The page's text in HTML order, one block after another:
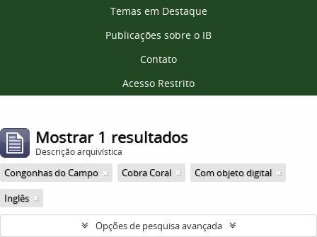
Temas em Destaque
Publicações sobre o IB
Contato
Acesso Restrito
Mostrar 1 resultados
Descrição arquivística
Congonhas do Campo Cobra Coral
Com objeto digital
Inglês
Opções de pesquisa avançada